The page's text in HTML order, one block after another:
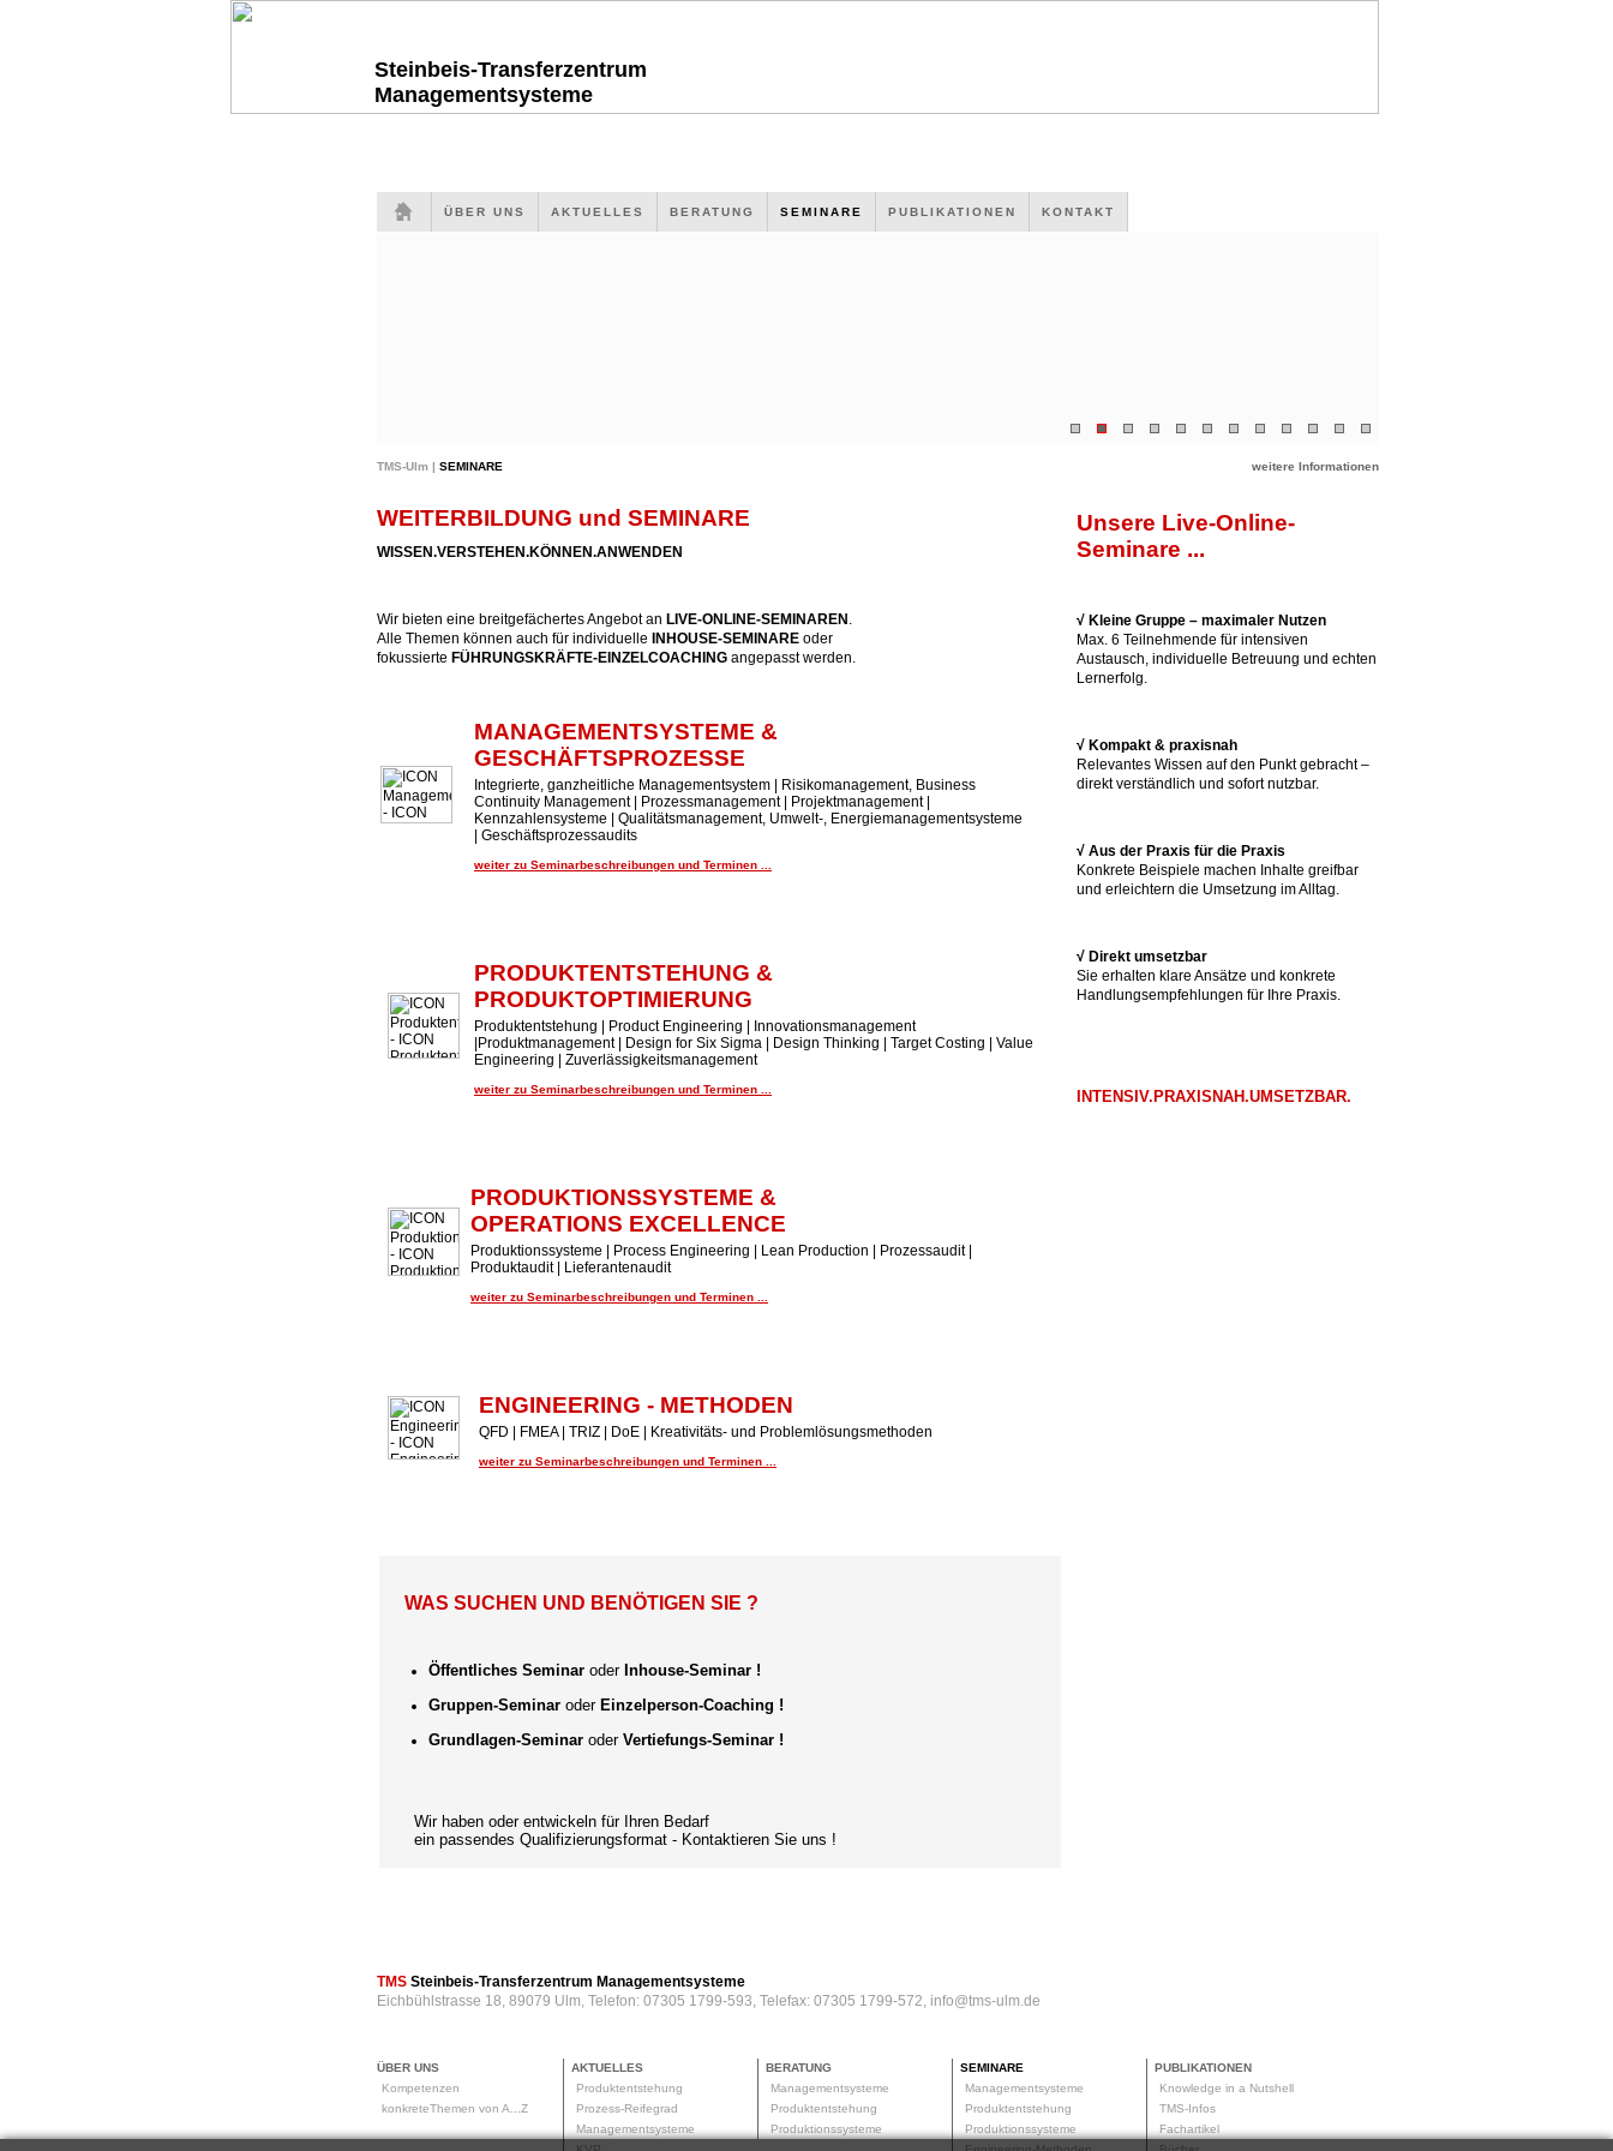
Steinbeis-Transferzentrum
Managementsysteme
ÜBER UNS AKTUELLES BERATUNG SEMINARE PUBLIKATIONEN KONTAKT
TMS-Ulm | SEMINARE weitere Informationen
WEITERBILDUNG und SEMINARE
WISSEN.VERSTEHEN.KÖNNEN.ANWENDEN
Wir bieten eine breitgefächertes Angebot an LIVE-ONLINE-SEMINAREN .
Alle Themen können auch für individuelle
INHOUSE-SEMINARE oder
fokussierte FÜHRUNGSKRÄFTE-EINZELCOACHING angepasst werden.
MANAGEMENTSYSTEME &
GESCHÄFTSPROZESSE
Integrierte, ganzheitliche Managementsystem | Risikomanagement, Business
Continuity Management | Prozessmanagement | Projektmanagement |
Kennzahlensysteme | Qualitätsmanagement, Umwelt-, Energiemanagementsysteme
| Geschäftsprozessaudits
weiter zu Seminarbeschreibungen und Terminen ...
PRODUKTENTSTEHUNG &
PRODUKTOPTIMIERUNG
Produktentstehung | Product Engineering | Innovationsmanagement
|Produktmanagement | Design for Six Sigma | Design Thinking | Target Costing | Value
Engineering | Zuverlässigkeitsmanagement
weiter zu Seminarbeschreibungen und Terminen ...
PRODUKTIONSSYSTEME &
OPERATIONS EXCELLENCE
Produktionssysteme | Process Engineering | Lean Production | Prozessaudit |
Produktaudit | Lieferantenaudit
weiter zu Seminarbeschreibungen und Terminen ...
ENGINEERING - METHODEN
QFD | FMEA | TRIZ | DoE | Kreativitäts- und Problemlösungsmethoden
weiter zu Seminarbeschreibungen und Terminen ...
WAS SUCHEN UND BENÖTIGEN SIE ?
Öffentliches Seminar oderInhouse-Seminar !
Gruppen-Seminar oder Einzelperson-Coaching !
Grundlagen-Seminar oder Vertiefungs-Seminar !
Wir haben oder entwickeln für Ihren Bedarf
ein passendes Qualifizierungsformat - Kontaktieren Sie uns !
Unsere Live-Online-
Seminare ...
√ Kleine Gruppe – maximaler Nutzen
Max. 6 Teilnehmende für intensiven
Austausch, individuelle Betreuung und echten
Lernerfolg.
√ Kompakt & praxisnah
Relevantes Wissen auf den Punkt gebracht –
direkt verständlich und sofort nutzbar.
√ Aus der Praxis für die Praxis
Konkrete Beispiele machen Inhalte greifbar
und erleichtern die Umsetzung im Alltag.
√ Direkt umsetzbar
Sie erhalten klare Ansätze und konkrete
Handlungsempfehlungen für Ihre Praxis.
INTENSIV.PRAXISNAH.UMSETZBAR.
TMS Steinbeis-Transferzentrum Managementsysteme
Eichbühlstrasse 18, 89079 Ulm, Telefon: 07305 1799-593, Telefax: 07305 1799-572, info@tms-ulm.de
ÜBER UNS
Kompetenzen
konkreteThemen von A...Z
AKTUELLES
Produktentstehung
Prozess-Reifegrad
Managementsysteme
BERATUNG
Managementsysteme
Produktentstehung
Produktionssysteme
SEMINARE
Managementsysteme
Produktentstehung
Produktionssysteme
PUBLIKATIONEN
Knowledge in a Nutshell
TMS-Infos
Fachartikel